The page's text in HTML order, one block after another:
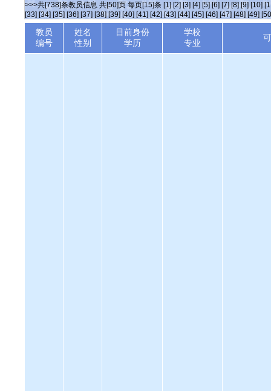
>>>共[738]条教员信息 共[50]页 每页[15]条 [1] [2] [3] [4] [5] [6] [7] [8] [9] [10]
[33] [34] [35] [36] [37] [38] [39] [40] [41] [42] [43] [44] [45] [46] [47] [48] [49]
教员
编号
姓名
性别
目前身份
学历
学校
专业